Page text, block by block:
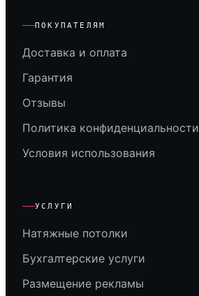
ПОКУПАТЕЛЯМ
Доставка и оплата
Гарантия
Отзывы
Политика конфиденциальности
Условия использования
УСЛУГИ
Натяжные потолки
Бухгалтерские услуги
Размещение рекламы